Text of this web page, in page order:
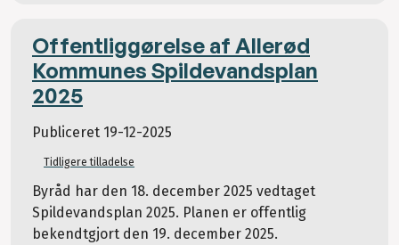
Offentliggørelse af Allerød
Kommunes Spildevandsplan
2025
Publiceret 19-12-2025
Tidligere tilladelse
Byråd har den 18. december 2025 vedtaget
Spildevandsplan 2025. Planen er offentlig
bekendtgjort den 19. december 2025.